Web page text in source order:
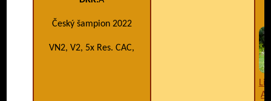
Český šampion 2022
VN2, V2, 5x Res. CAC,